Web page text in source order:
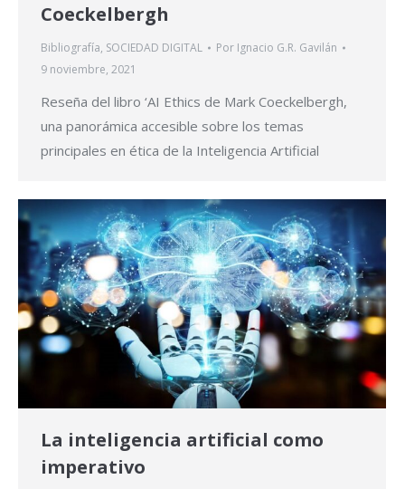
Coeckelbergh
Bibliografía, SOCIEDAD DIGITAL Por Ignacio G.R. Gavilán
9 noviembre, 2021
Reseña del libro ‘AI Ethics de Mark Coeckelbergh,
una panorámica accesible sobre los temas
principales en ética de la Inteligencia Artificial
La inteligencia artificial como
imperativo